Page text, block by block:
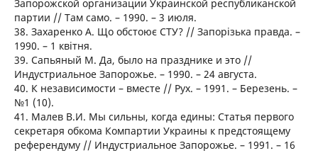
Запорожской организации Украинской республиканской
партии // Там само. – 1990. – 3 июля.
38. Захаренко А. Що обстоює СТУ? // Запорізька правда. –
1990. – 1 квітня.
39. Сапьяный М. Да, было на празднике и это //
Индустриальное Запорожье. – 1990. – 24 августа.
40. К независимости – вместе // Рух. – 1991. – Березень. –
№1 (10).
41. Малев В.И. Мы сильны, когда едины: Статья первого
секретаря обкома Компартии Украины к предстоящему
референдуму // Индустриальное Запорожье. – 1991. – 16